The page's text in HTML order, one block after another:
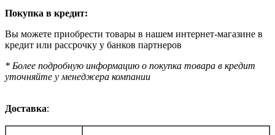
Покупка в кредит:
Вы можете приобрести товары в нашем интернет-магазине в
кредит или рассрочку у банков партнеров
* Более подробную информацию о покупка товара в кредит
уточняйте у менеджера компании
Доставка: